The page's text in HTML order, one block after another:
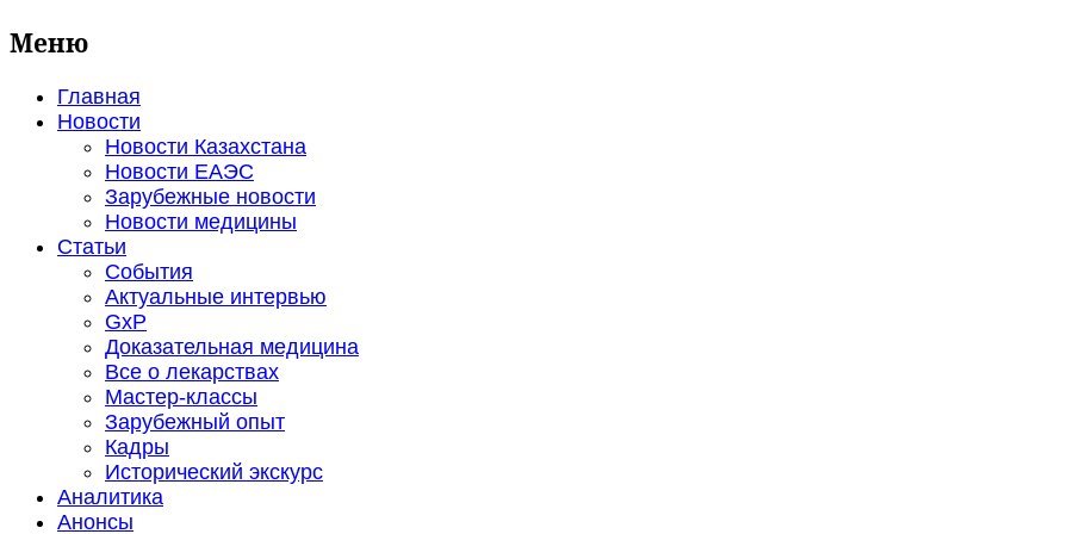
Меню
Главная
Новости
Новости Казахстана
Новости ЕАЭС
Зарубежные новости
Новости медицины
Статьи
События
Актуальные интервью
GxP
Доказательная медицина
Все о лекарствах
Мастер-классы
Зарубежный опыт
Кадры
Исторический экскурс
Аналитика
Анонсы